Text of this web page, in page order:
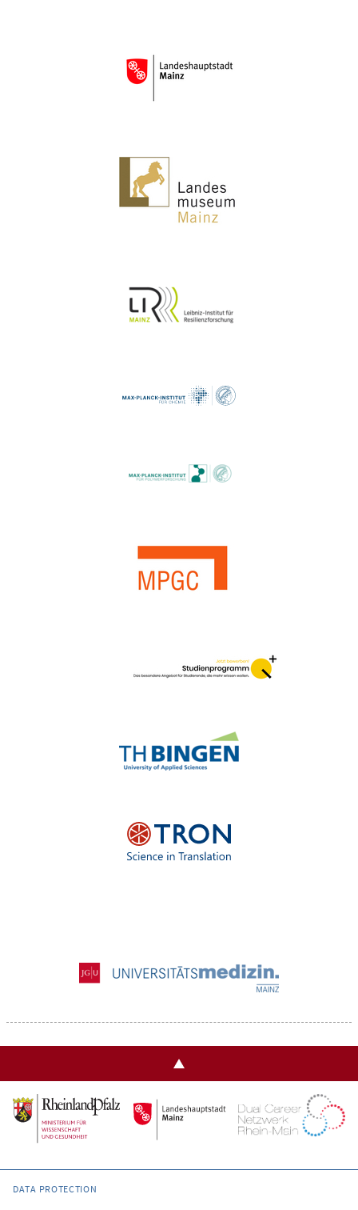
DATA PROTECTION